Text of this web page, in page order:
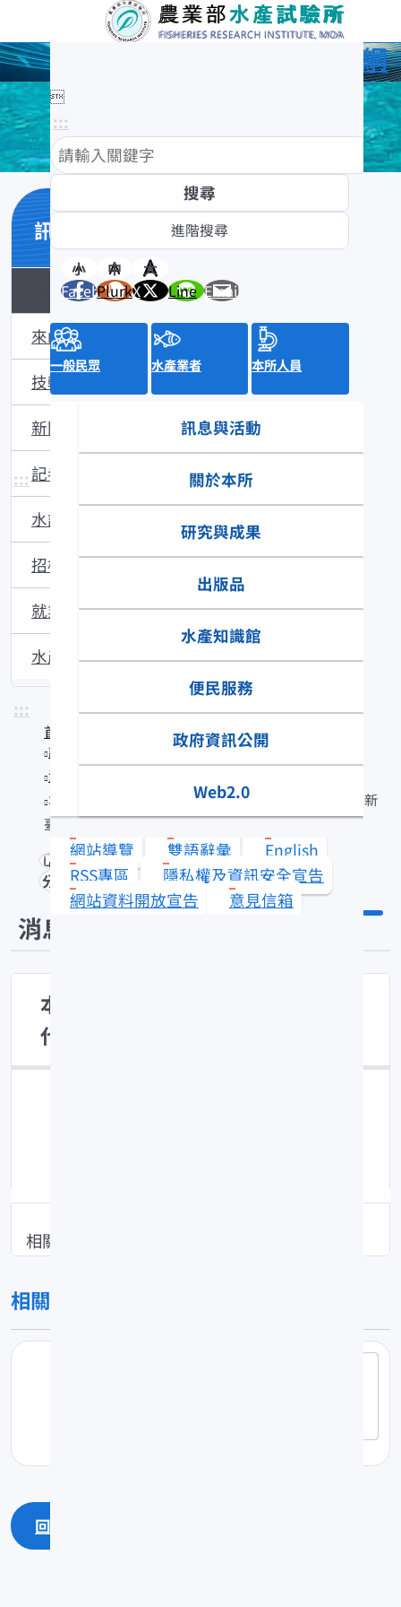
農業部水產試驗所全球資訊網

:::
小 中
大
Facebook
PlurkX Line Email
一般民眾 水產業者 本所人員
訊息與活動
關於本所
研究與成果
出版品
水產知識館
便民服務
政府資訊公開
Web2.0
網站導覽 雙語辭彙
English
RSS專區
隱私權及資訊安全宣告
網站資料開放宣告
意見信箱
:::
訊息與活動
消息公布
來函照登
技轉公告
新聞稿
記者會
水試所電子報
招標資訊
就業資訊
水產新聞提要
:::
首頁
訊息與活動
消息公布
本所水產加工組誠徵聘用人員(職務代理)1名(月支報酬新
臺幣38,948元)
分享
消息公布
本所水產加工組誠徵聘用人員(職務
代理)1名(月支報酬新臺幣38,948元)
相關資訊請點選以下連結
相關連結
回上一頁